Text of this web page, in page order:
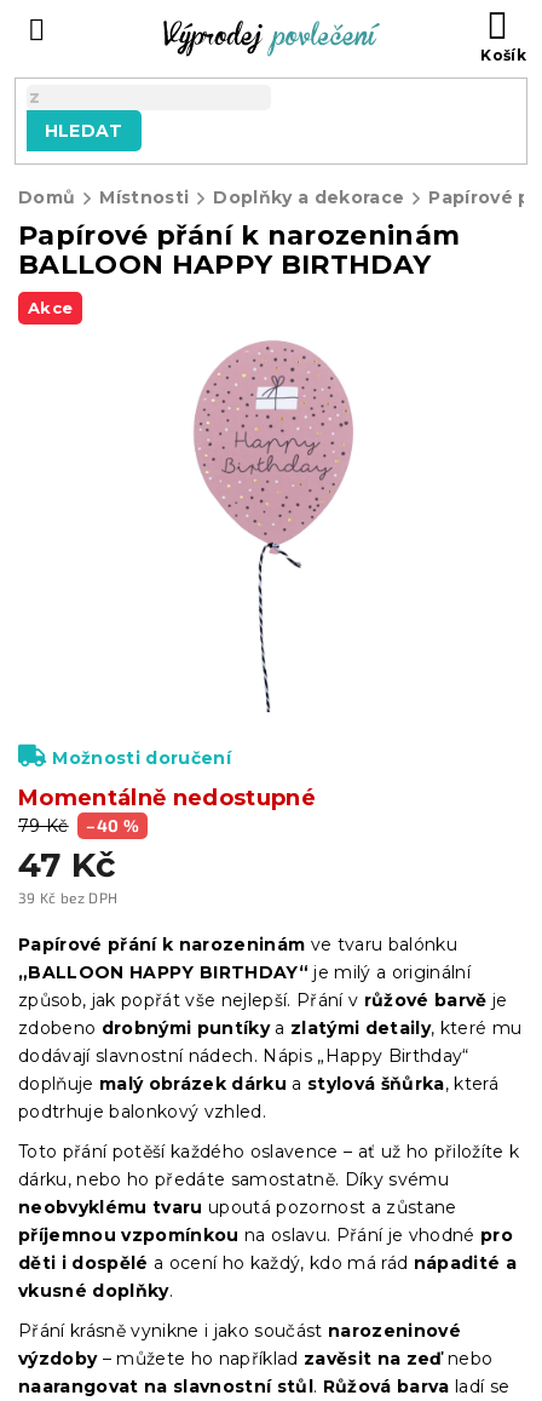
HLEDAT
Domů Místnosti Doplňky a dekorace
Papírové přání k narozeninám
BALLOON HAPPY BIRTHDAY
Akce
79 Kč –40 %
47 Kč
39 Kč bez DPH
cena:
Momentálně nedostupné
Možnosti doručení
Papírové přání k narozeninám ve tvaru balónku
„BALLOON HAPPY BIRTHDAY“ je milý a originální
způsob, jak popřát vše nejlepší. Přání v růžové barvě je
zdobeno drobnými puntíkya zlatými detaily, které mu
dodávají slavnostní nádech. Nápis „Happy Birthday“
doplňuje malý obrázek dárku a stylová šňůrka, která
podtrhuje balonkový vzhled.
Toto přání potěší každého oslavence – ať už ho přiložíte k
dárku, nebo ho předáte samostatně. Díky svému
neobvyklému tvaru upoutá pozornost a zůstane
příjemnou vzpomínkou na oslavu. Přání je vhodné pro
děti i dospělé a ocení ho každý, kdo má rád nápadité a
vkusné doplňky.
Přání krásně vynikne i jako součást narozeninové
výzdoby– můžete ho například zavěsit na zeďnebo
naarangovat na slavnostní stůl. Růžová barva ladí se